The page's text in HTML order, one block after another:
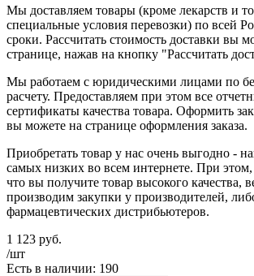
Мы доставляем товары (кроме лекарств и
специальные условия перевозки) по всей
сроки. Рассчитать стоимость доставки вы
странице, нажав на кнопку "Рассчитать
Мы работаем с юридическими лицами по
расчету. Предоставляем при этом все
сертификаты качества товара. Оформить
вы можете на странице оформления заказа.
Приобретать товар у нас очень выгодно -
самых низких во всем интернете. При
что вы получите товар высокого качества,
производим закупки у производителей,
фармацевтических дистрибьютеров.
1 123 руб.
/шт
Есть в наличии: 190